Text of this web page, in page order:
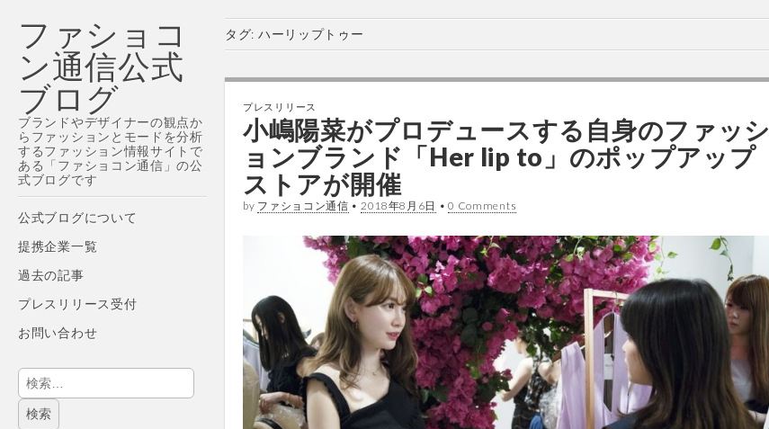
ファショコ
ン通信公式
ブログ
ブランドやデザイナーの観点か
らファッションとモードを分析
するファッション情報サイトで
ある「ファショコン通信」の公
式ブログです
Main
menu
Skip
content
公式ブログについて
提携企業一覧
過去の記事
プレスリリース受付
お問い合わせ
検
索:
タグ: ハーリップトゥー
プレスリリース
小嶋陽菜がプロデュースする自身のファッシ
ョンブランド「Her lip to」のポップアップ
ストアが開催
by ファショコン通信 • 2018年8月6日 •0 Comments